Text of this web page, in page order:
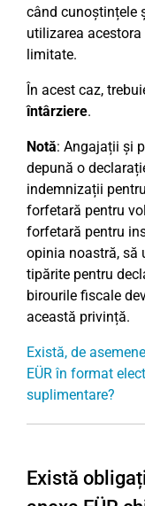
când cunoștințele
utilizarea
limitate.
În acest caz,
întârziere.
Notă: Angajații și
depună o
indemnizații
forfetară pentru
forfetară pentru
opinia noastră, să
tipărite pentru
birourile fiscale
această privință.
Există, de
EÜR în format
suplimentare?
Există